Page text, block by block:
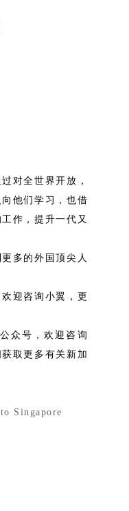
对全世界开放，
他们学习，也借
作，提升一代又
多的外国顶尖人
迎咨询小翼，更
众号，欢迎咨询
取更多有关新加
Singapore